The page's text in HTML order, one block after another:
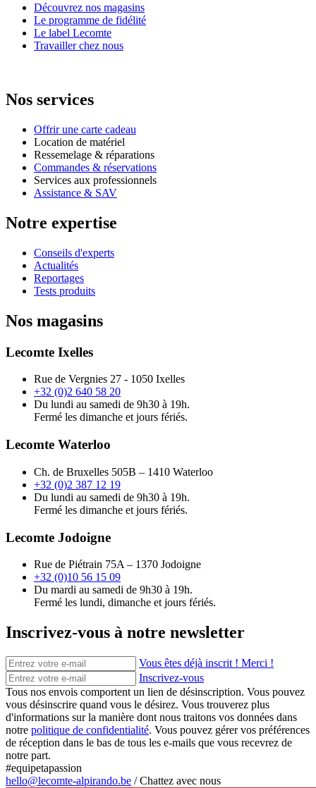
Découvrez nos magasins
Le programme de fidélité
Le label Lecomte
Travailler chez nous
Nos services
Offrir une carte cadeau
Location de matériel
Ressemelage & réparations
Commandes & réservations
Services aux professionnels
Assistance & SAV
Notre expertise
Conseils d'experts
Actualités
Reportages
Tests produits
Nos magasins
Lecomte Ixelles
Rue de Vergnies 27 - 1050 Ixelles
+32 (0)2 640 58 20
Du lundi au samedi de 9h30 à 19h.
Fermé les dimanche et jours fériés.
Lecomte Waterloo
Ch. de Bruxelles 505B – 1410 Waterloo
+32 (0)2 387 12 19
Du lundi au samedi de 9h30 à 19h.
Fermé les dimanche et jours fériés.
Lecomte Jodoigne
Rue de Piétrain 75A – 1370 Jodoigne
+32 (0)10 56 15 09
Du mardi au samedi de 9h30 à 19h.
Fermé les lundi, dimanche et jours fériés.
Inscrivez-vous à notre newsletter
Vous êtes déjà inscrit ! Merci !
Inscrivez-vous
Tous nos envois comportent un lien de désinscription. Vous pouvez
vous désinscrire quand vous le désirez. Vous trouverez plus
d'informations sur la manière dont nous traitons vos données dans
notre politique de confidentialité. Vous pouvez gérer vos préférences
de réception dans le bas de tous les e-mails que vous recevrez de
notre part.
#equipetapassion
hello@lecomte-alpirando.be /Chattez avec nous